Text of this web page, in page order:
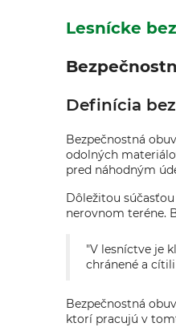
Lesnícke
Definícia
Bezpečnostná
odolných
pred náhodným
Dôležitou
nerovnom teréne.
"V lesníctve je
chránené a
Bezpečnostná
ktorí pracujú v